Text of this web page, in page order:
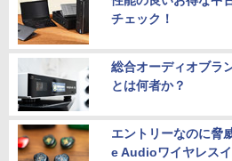
チェック！
総合オーディオブラ
とは何者か？
エントリーなのに脅
e Audioワイヤレス